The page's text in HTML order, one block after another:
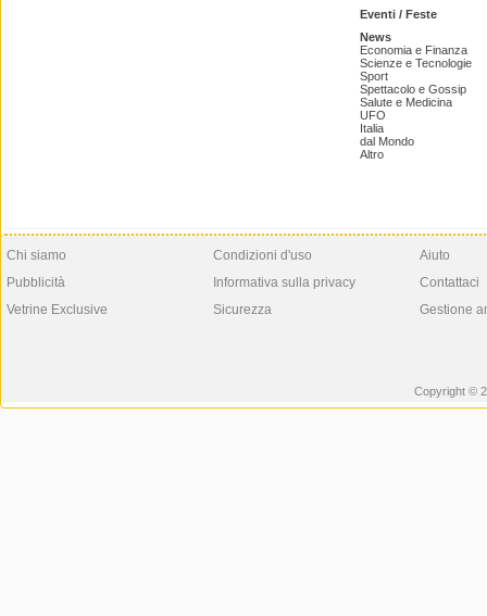
Eventi / Feste
News
Economia e Finanza
Scienze e Tecnologie
Sport
Spettacolo e Gossip
Salute e Medicina
UFO
Italia
dal Mondo
Altro
Chi siamo
Pubblicità
Vetrine Exclusive
Condizioni d'uso
Informativa sulla privacy
Sicurezza
Aiuto
Contattaci
Gestione
Copyright ©